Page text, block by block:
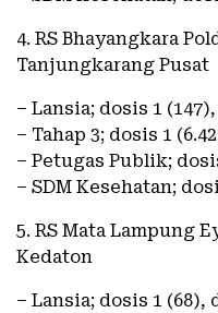
4. RS Bhayangkara
Tanjungkarang Pusat
– Lansia; dosis 1
– Tahap 3; dosis 1
– Petugas Publik;
– SDM Kesehatan;
5. RS Mata Lampung
Kedaton
– Lansia; dosis 1 (68),